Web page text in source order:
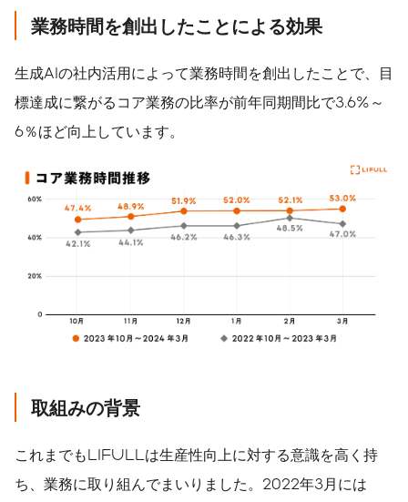
業務時間を創出したことによる効果
生成AIの社内活用によって業務時間を創出したことで、目
標達成に繋がるコア業務の比率が前年同期間比で3.6%～
6％ほど向上しています。
取組みの背景
これまでもLIFULLは生産性向上に対する意識を高く持
ち、業務に取り組んでまいりました。2022年3月には